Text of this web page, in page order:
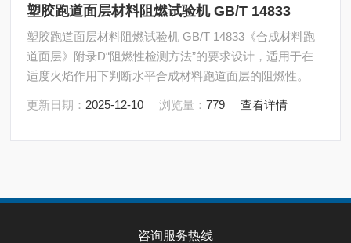
塑胶跑道面层材料阻燃试验机 GB/T 14833
塑胶跑道面层材料阻燃试验机 GB/T 14833《合成材料跑
道面层》附录D“阻燃性检测方法”的要求设计，适用于在
适度火焰作用下判断水平合成材料跑道面层的阻燃性。
更新日期： 2025-12-10 浏览量：779 查看详情
咨询服务热线